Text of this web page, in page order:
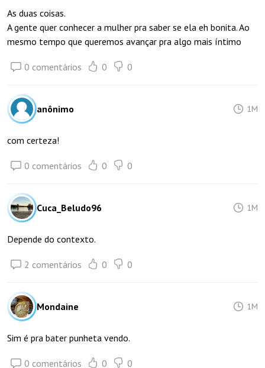
As duas coisas.
A gente quer conhecer a mulher pra saber se ela eh bonita. Ao
mesmo tempo que queremos avançar pra algo mais íntimo
0 comentários 0 0
anônimo 1M
com certeza!
0 comentários 0 0
Cuca_Beludo96 1M
Depende do contexto.
2 comentários 0 0
Mondaine 1M
Sim é pra bater punheta vendo.
0 comentários 0 0